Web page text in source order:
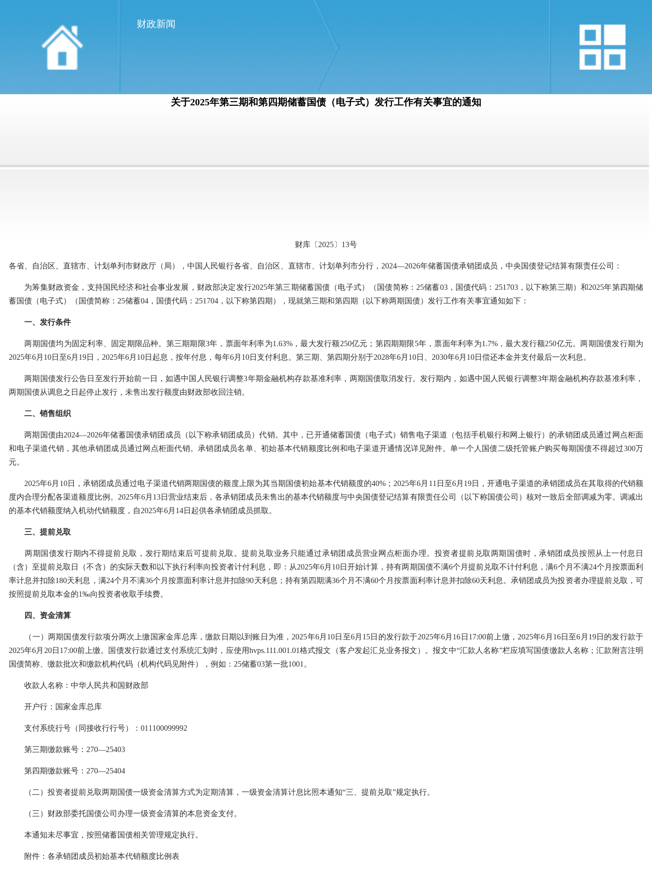
财政新闻
关于2025年第三期和第四期储蓄国债（电子式）发行工作有关事宜的通知
财库〔2025〕13号
各省、自治区、直辖市、计划单列市财政厅（局），中国人民银行各省、自治区、直辖市、计划单列市分行，2024—2026年储蓄国债承销团成员，中央国债登记结算有限责任公司：
为筹集财政资金，支持国民经济和社会事业发展，财政部决定发行2025年第三期储蓄国债（电子式）（国债简称：25储蓄03，国债代码：251703，以下称第三期）和2025年第四期储
蓄国债（电子式）（国债简称：25储蓄04，国债代码：251704，以下称第四期），现就第三期和第四期（以下称两期国债）发行工作有关事宜通知如下：
一、发行条件
两期国债均为固定利率、固定期限品种。第三期期限3年，票面年利率为1.63%，最大发行额250亿元；第四期期限5年，票面年利率为1.7%，最大发行额250亿元。两期国债发行期为
2025年6月10日至6月19日，2025年6月10日起息，按年付息，每年6月10日支付利息。第三期、第四期分别于2028年6月10日、2030年6月10日偿还本金并支付最后一次利息。
两期国债发行公告日至发行开始前一日，如遇中国人民银行调整3年期金融机构存款基准利率，两期国债取消发行。发行期内，如遇中国人民银行调整3年期金融机构存款基准利率，
两期国债从调息之日起停止发行，未售出发行额度由财政部收回注销。
二、销售组织
两期国债由2024—2026年储蓄国债承销团成员（以下称承销团成员）代销。其中，已开通储蓄国债（电子式）销售电子渠道（包括手机银行和网上银行）的承销团成员通过网点柜面
和电子渠道代销，其他承销团成员通过网点柜面代销。承销团成员名单、初始基本代销额度比例和电子渠道开通情况详见附件。单一个人国债二级托管账户购买每期国债不得超过300万
元。
2025年6月10日，承销团成员通过电子渠道代销两期国债的额度上限为其当期国债初始基本代销额度的40%；2025年6月11日至6月19日，开通电子渠道的承销团成员在其取得的代销额
度内合理分配各渠道额度比例。2025年6月13日营业结束后，各承销团成员未售出的基本代销额度与中央国债登记结算有限责任公司（以下称国债公司）核对一致后全部调减为零。调减出
的基本代销额度纳入机动代销额度，自2025年6月14日起供各承销团成员抓取。
三、提前兑取
两期国债发行期内不得提前兑取，发行期结束后可提前兑取。提前兑取业务只能通过承销团成员营业网点柜面办理。投资者提前兑取两期国债时，承销团成员按照从上一付息日
（含）至提前兑取日（不含）的实际天数和以下执行利率向投资者计付利息，即：从2025年6月10日开始计算，持有两期国债不满6个月提前兑取不计付利息，满6个月不满24个月按票面利
率计息并扣除180天利息，满24个月不满36个月按票面利率计息并扣除90天利息；持有第四期满36个月不满60个月按票面利率计息并扣除60天利息。承销团成员为投资者办理提前兑取，可
按照提前兑取本金的1‰向投资者收取手续费。
四、资金清算
（一）两期国债发行款项分两次上缴国家金库总库，缴款日期以到账日为准，2025年6月10日至6月15日的发行款于2025年6月16日17:00前上缴，2025年6月16日至6月19日的发行款于
2025年6月20日17:00前上缴。国债发行款通过支付系统汇划时，应使用hvps.111.001.01格式报文（客户发起汇兑业务报文）。报文中“汇款人名称”栏应填写国债缴款人名称；汇款附言注明
国债简称、缴款批次和缴款机构代码（机构代码见附件），例如：25储蓄03第一批1001。
收款人名称：中华人民共和国财政部
开户行：国家金库总库
支付系统行号（同接收行行号）：011100099992
第三期缴款账号：270—25403
第四期缴款账号：270—25404
（二）投资者提前兑取两期国债一级资金清算方式为定期清算，一级资金清算计息比照本通知“三、提前兑取”规定执行。
（三）财政部委托国债公司办理一级资金清算的本息资金支付。
本通知未尽事宜，按照储蓄国债相关管理规定执行。
附件：各承销团成员初始基本代销额度比例表